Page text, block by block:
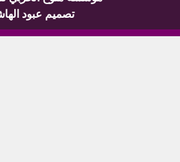
تصميم عبود